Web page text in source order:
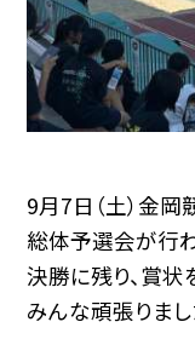
9月7日（土）金
総体予選会が行
決勝に残り、賞状
みんな頑張りまし